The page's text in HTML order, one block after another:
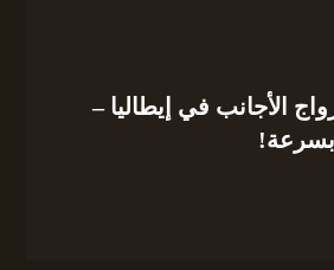
الأجانب في إيطاليا –